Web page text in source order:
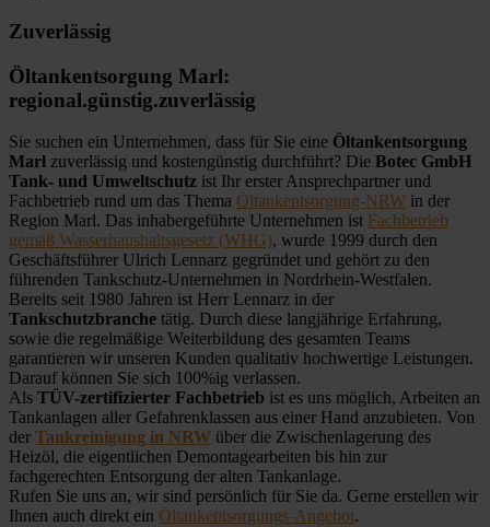
Zuverlässig
Öltankentsorgung Marl:
regional.günstig.zuverlässig
Sie suchen ein Unternehmen, dass für Sie eine Öltankentsorgung
Marl zuverlässig und kostengünstig durchführt? Die Botec GmbH
Tank- und Umweltschutz ist Ihr erster Ansprechpartner und
Fachbetrieb rund um das Thema Öltankentsorgung-NRW in der
Region Marl. Das inhabergeführte Unternehmen ist Fachbetrieb
gemäß Wasserhaushaltsgesetz (WHG), wurde 1999 durch den
Geschäftsführer Ulrich Lennarz gegründet und gehört zu den
führenden Tankschutz-Unternehmen in Nordrhein-Westfalen.
Bereits seit 1980 Jahren ist Herr Lennarz in der
Tankschutzbranche tätig. Durch diese langjährige Erfahrung,
sowie die regelmäßige Weiterbildung des gesamten Teams
garantieren wir unseren Kunden qualitativ hochwertige Leistungen.
Darauf können Sie sich 100%ig verlassen.
Als TÜV-zertifizierter Fachbetrieb ist es uns möglich, Arbeiten an
Tankanlagen aller Gefahrenklassen aus einer Hand anzubieten. Von
der Tankreinigung in NRW über die Zwischenlagerung des
Heizöl, die eigentlichen Demontagearbeiten bis hin zur
fachgerechten Entsorgung der alten Tankanlage.
Rufen Sie uns an, wir sind persönlich für Sie da. Gerne erstellen wir
Ihnen auch direkt ein Öltankentsorgungs-Angebot.